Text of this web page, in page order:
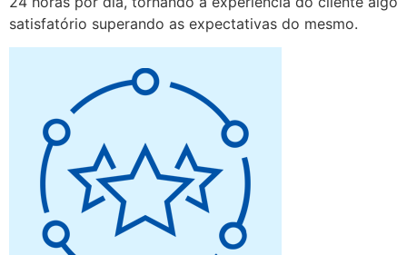
satisfatório superando as expectativas do mesmo.